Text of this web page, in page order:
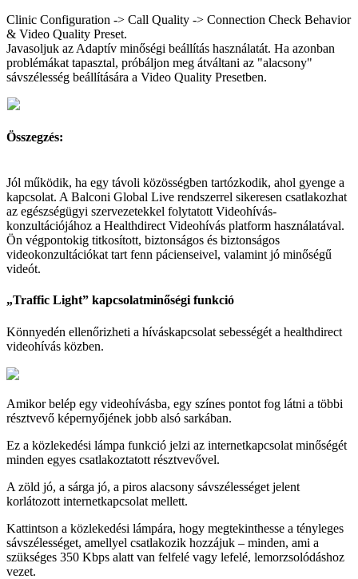
Clinic Configuration -> Call Quality -> Connection Check Behavior
& Video Quality Preset.
Javasoljuk az Adaptív minőségi beállítás használatát. Ha azonban
problémákat tapasztal, próbáljon meg átváltani az "alacsony"
sávszélesség beállítására a Video Quality Presetben.
Összegzés:
Jól működik, ha egy távoli közösségben tartózkodik, ahol gyenge a
kapcsolat. A Balconi Global Live rendszerrel sikeresen csatlakozhat
az egészségügyi szervezetekkel folytatott Videohívás-
konzultációjához a Healthdirect Videohívás platform használatával.
Ön végpontokig titkosított, biztonságos és biztonságos
videokonzultációkat tart fenn pácienseivel, valamint jó minőségű
videót.
„Traffic Light” kapcsolatminőségi funkció
Könnyedén ellenőrizheti a híváskapcsolat sebességét a healthdirect
videohívás közben.
Amikor belép egy videohívásba, egy színes pontot fog látni a többi
résztvevő képernyőjének jobb alsó sarkában.
Ez a közlekedési lámpa funkció jelzi az internetkapcsolat minőségét
minden egyes csatlakoztatott résztvevővel.
A zöld jó, a sárga jó, a piros alacsony sávszélességet jelent
korlátozott internetkapcsolat mellett.
Kattintson a közlekedési lámpára, hogy megtekinthesse a tényleges
sávszélességet, amellyel csatlakozik hozzájuk – minden, ami a
szükséges 350 Kbps alatt van felfelé vagy lefelé, lemorzsolódáshoz
vezet.